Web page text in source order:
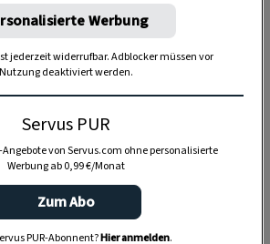
Anzeige
Werbung
jederzeit widerrufbar. Adblocker müssen vor
Nutzung deaktiviert werden.
Servus PUR
von Servus.com ohne personalisierte
Werbung ab 0,99 €/Monat
Zum Abo
PUR-Abonnent?Hier anmelden.